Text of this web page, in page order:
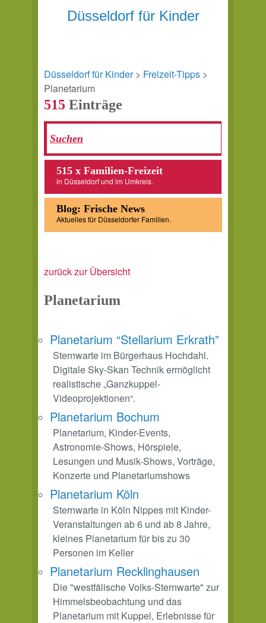
Düsseldorf für Kinder
Düsseldorf für Kinder> Freizeit-Tipps >
Planetarium
515 Einträge
515 x Familien-Freizeit
in Düsseldorf und im Umkreis.
Blog: Frische News
Aktuelles für Düsseldorfer Familien.
zurück zur Übersicht
Planetarium
Planetarium “Stellarium Erkrath”
Sternwarte im Bürgerhaus Hochdahl.
Digitale Sky-Skan Technik ermöglicht
realistische „Ganzkuppel-
Videoprojektionen“.
Planetarium Bochum
Planetarium, Kinder-Events,
Astronomie-Shows, Hörspiele,
Lesungen und Musik-Shows, Vorträge,
Konzerte und Planetariumshows
Planetarium Köln
Sternwarte in Köln Nippes mit Kinder-
Veranstaltungen ab 6 und ab 8 Jahre,
kleines Planetarium für bis zu 30
Personen im Keller
Planetarium Recklinghausen
Die "westfälische Volks-Sternwarte" zur
Himmelsbeobachtung und das
Planetarium mit Kuppel, Erlebnisse für